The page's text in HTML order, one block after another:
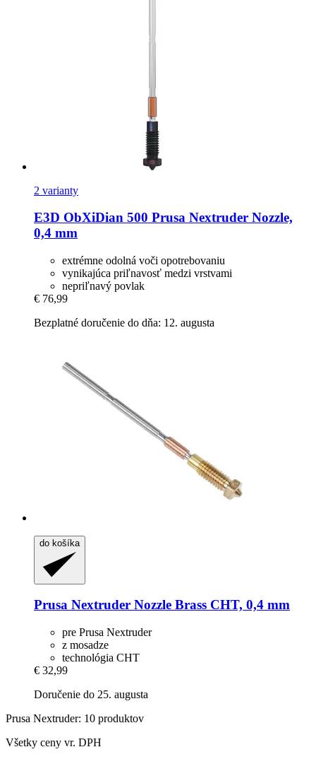
2 varianty
E3D ObXiDian 500 Prusa Nextruder Nozzle,
0,4 mm
extrémne odolná voči opotrebovaniu
vynikajúca priľnavosť medzi vrstvami
nepriľnavý povlak
€ 76,99
Bezplatné doručenie do dňa: 12. augusta
do košíka
Prusa Nextruder Nozzle Brass CHT, 0,4 mm
pre Prusa Nextruder
z mosadze
technológia CHT
€ 32,99
Doručenie do 25. augusta
Prusa Nextruder: 10 produktov
Všetky ceny vr. DPH